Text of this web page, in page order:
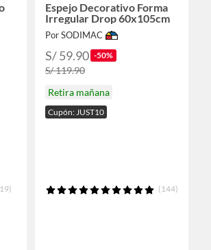
Espejo Decorativo Forma
Irregular Drop 60x105cm
Por SODIMAC
S/ 59.90 -50%
S/ 119.90
Retira mañana
Cupón: JUST10
(144)